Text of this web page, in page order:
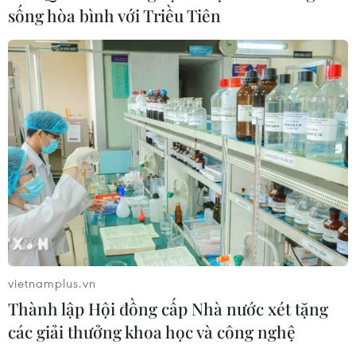
sống hòa bình với Triều Tiên
vietnamplus.vn
Thành lập Hội đồng cấp Nhà nước xét tặng
các giải thưởng khoa học và công nghệ